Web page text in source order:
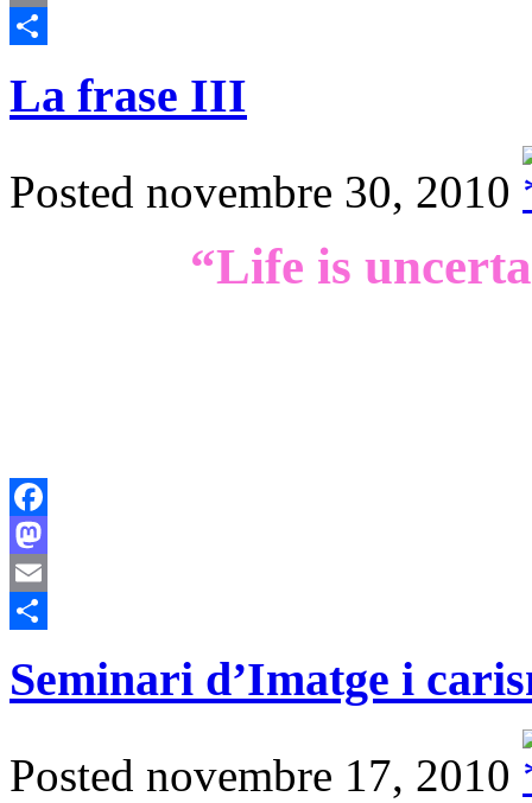
Email
La frase III
Posted novembre 30, 2010
“Life is
Facebook
Mastodon
Email
Seminari d’Imatge i
Posted novembre 17, 2010